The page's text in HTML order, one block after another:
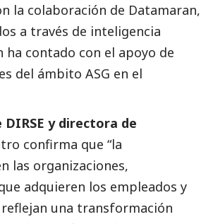
la colaboración de Datamaran,
a través de inteligencia
contado con el apoyo de
del ámbito ASG en el
y directora de
confirma que “la
las organizaciones,
adquieren los empleados y
reflejan una transformación